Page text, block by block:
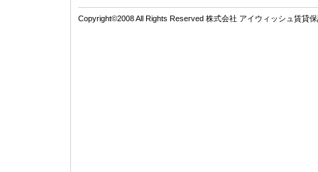
Copyright©2008 All Rights Reserved 株式会社 アイウィッシュ賃貸